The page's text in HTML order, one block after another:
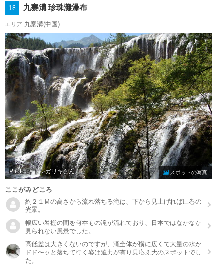
18 九寨溝 珍珠灘瀑布
エリア 九寨溝(中国)
Photo by トンガリキ スポットの写真
ここがみどころ
約２１Ｍの高さから流れ落ちる滝は、下から見上げれば圧巻の
光景。
幅広い岩棚の間を何本もの滝が流れており、日本ではなかなか
見られない風景でした。
高低差は大きくないのですが、滝全体が横に広くて大量の水が
ドド〜ッと落ちて行く姿は迫力が有り見応え大のスポットでし
た。